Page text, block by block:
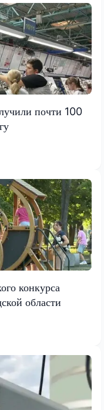
почти 100
конкурса
области